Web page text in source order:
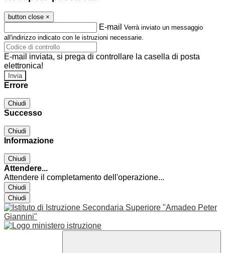
button close ×
E-mail Verrà inviato un messaggio
all'indirizzo indicato con le istruzioni necessarie.
E-mail inviata, si prega di controllare la casella di posta
elettronica!
Errore
Chiudi
Successo
Chiudi
Informazione
Chiudi
Attendere...
Attendere il completamento dell'operazione...
Chiudi
Chiudi